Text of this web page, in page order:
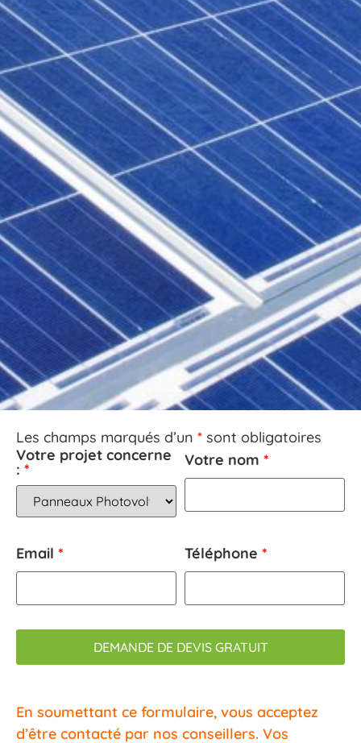
Les champs marqués d’un * sont obligatoires
Votre projet concerne
: *
Votre nom*
Email * Téléphone*
En soumettant ce formulaire, vous acceptez
d’être contacté par nos conseillers. Vos